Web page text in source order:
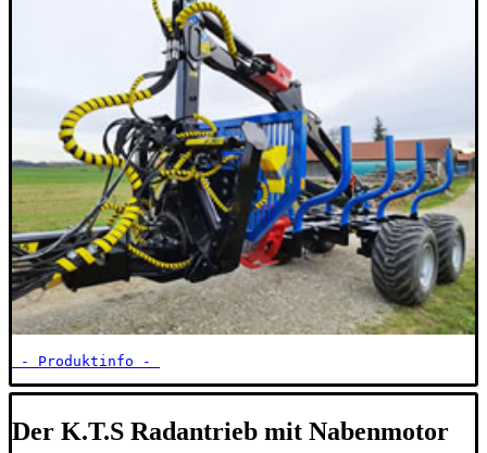
- Produktinfo -
Der K.T.S Radantrieb mit Nabenmotor